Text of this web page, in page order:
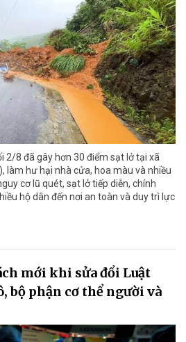
2/8 đã gây hơn 30 điểm sạt lở tại xã
làm hư hại nhà cửa, hoa màu và nhiều
cơ lũ quét, sạt lở tiếp diễn, chính
hộ dân đến nơi an toàn và duy trì lực
mới khi sửa đổi Luật
bộ phận cơ thể người và